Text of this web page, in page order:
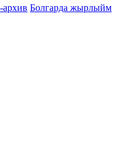
архив Болгарда жырлыйм